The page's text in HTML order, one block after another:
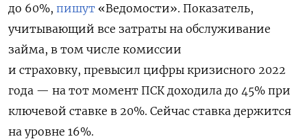
до 60%, пишут «Ведомости». Показатель,
учитывающий все затраты на обслуживание
займа, в том числе комиссии
и страховку, превысил цифры кризисного 2022
года — на тот момент ПСК доходила до 45% при
ключевой ставке в 20%. Сейчас ставка держится
на уровне 16%.